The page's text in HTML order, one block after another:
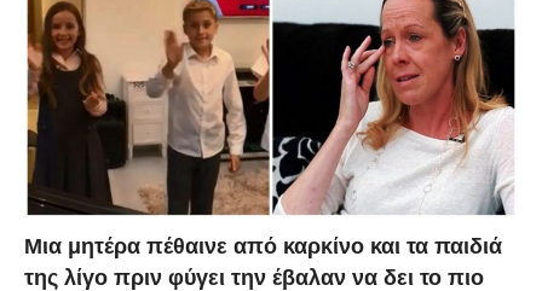
Μια μητέρα πέθαινε από καρκίνο και τα παιδιά
της λίγο πριν φύγει την έβαλαν να δει το πιο